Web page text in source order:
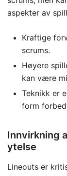
aspekter av
Kraftige
scrums.
Høyere
kan være
Teknikk er
form
Innvirkning
ytelse
Lineouts er